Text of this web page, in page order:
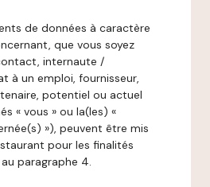
de données à caractère
que vous soyez
internaute /
à un emploi, fournisseur,
potentiel ou actuel
« vous » ou la(les) «
»), peuvent être mis
pour les finalités
paragraphe 4.